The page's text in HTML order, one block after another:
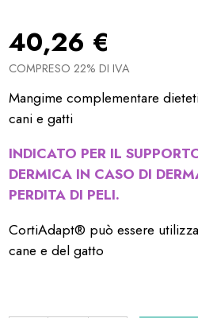
40,26 €
COMPRESO 22% DI IVA
Mangime complementare
cani e gatti
INDICATO PER IL
DERMICA IN CASO DI
PERDITA DI PELI.
CortiAdapt® può essere
cane e del gatto